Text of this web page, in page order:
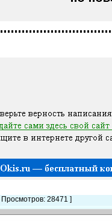
28471 ]